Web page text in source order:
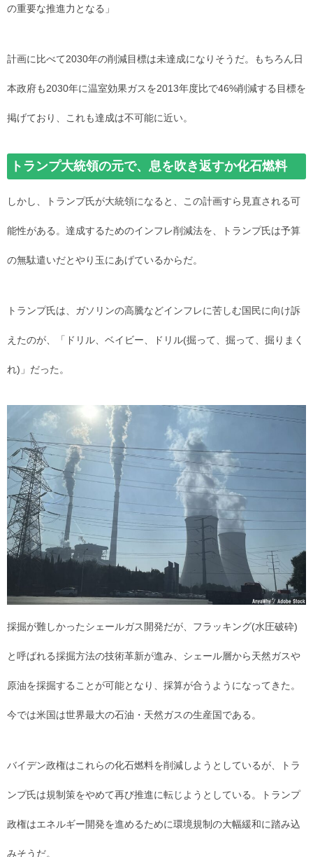
の重要な推進力となる」
計画に比べて2030年の削減目標は未達成になりそうだ。もちろん日
本政府も2030年に温室効果ガスを2013年度比で46%削減する目標を
掲げており、これも達成は不可能に近い。
トランプ大統領の元で、息を吹き返すか化石燃料
しかし、トランプ氏が大統領になると、この計画すら見直される可
能性がある。達成するためのインフレ削減法を、トランプ氏は予算
の無駄遣いだとやり玉にあげているからだ。
トランプ氏は、ガソリンの高騰などインフレに苦しむ国民に向け訴
えたのが、「ドリル、ベイビー、ドリル(掘って、掘って、掘りまく
れ)」だった。
採掘が難しかったシェールガス開発だが、フラッキング(水圧破砕)
と呼ばれる採掘方法の技術革新が進み、シェール層から天然ガスや
原油を採掘することが可能となり、採算が合うようになってきた。
今では米国は世界最大の石油・天然ガスの生産国である。
バイデン政権はこれらの化石燃料を削減しようとしているが、トラ
ンプ氏は規制策をやめて再び推進に転じようとしている。トランプ
政権はエネルギー開発を進めるために環境規制の大幅緩和に踏み込
みそうだ。